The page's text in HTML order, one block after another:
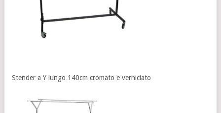
Stender a Y lungo 140cm cromato e verniciato